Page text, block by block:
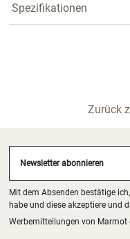
Spezifikationen
Zurück
Newsletter abonnieren
Mit dem Absenden bestätige
habe und diese akzeptiere und
Werbemitteilungen von Marmot